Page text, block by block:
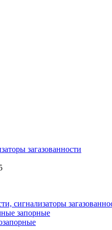
загазованности
сигнализаторы
запорные